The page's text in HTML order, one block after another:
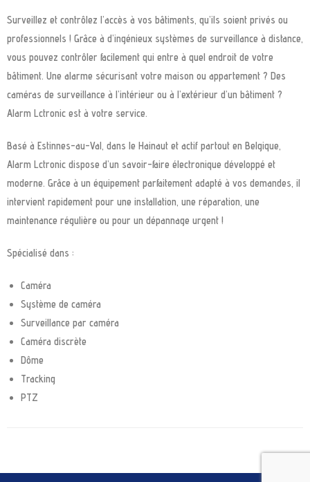
Surveillez et contrôlez l’accès à vos bâtiments, qu’ils soient privés ou
professionnels ! Grâce à d’ingénieux systèmes de surveillance à distance,
vous pouvez contrôler facilement qui entre à quel endroit de votre
bâtiment. Une alarme sécurisant votre maison ou appartement ? Des
caméras de surveillance à l’intérieur ou à l’extérieur d’un bâtiment ?
Alarm Lctronic est à votre service.
Basé à Estinnes-au-Val, dans le Hainaut et actif partout en Belgique,
Alarm Lctronic dispose d’un savoir-faire électronique développé et
moderne. Grâce à un équipement parfaitement adapté à vos demandes, il
intervient rapidement pour une installation, une réparation, une
maintenance régulière ou pour un dépannage urgent !
Spécialisé dans :
Caméra
Système de caméra
Surveillance par caméra
Caméra discrète
Dôme
Tracking
PTZ